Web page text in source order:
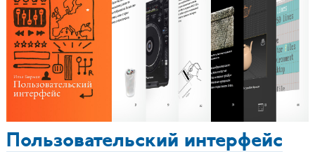
Пользовательский интерфейс